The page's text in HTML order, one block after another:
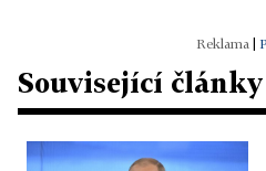
Související články